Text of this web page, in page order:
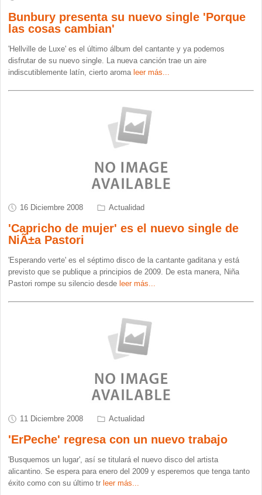
Bunbury presenta su nuevo single 'Porque
las cosas cambian'
'Hellville de Luxe' es el último álbum del cantante y ya podemos
disfrutar de su nuevo single. La nueva canción trae un aire
indiscutiblemente latín, cierto aroma leer más...
16 Diciembre 2008 Actualidad
'Capricho de mujer' es el nuevo single de
NiÃ±a Pastori
'Esperando verte' es el séptimo disco de la cantante gaditana y está
previsto que se publique a principios de 2009. De esta manera, Niña
Pastori rompe su silencio desde leer más...
11 Diciembre 2008 Actualidad
'ErPeche' regresa con un nuevo trabajo
'Busquemos un lugar', así se titulará el nuevo disco del artista
alicantino. Se espera para enero del 2009 y esperemos que tenga tanto
éxito como con su último tr leer más...